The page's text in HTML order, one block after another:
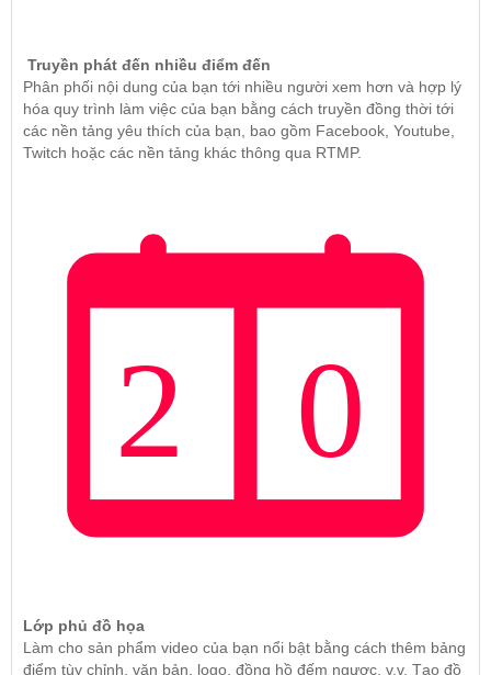
Truyền phát đến nhiều điểm đến
Phân phối nội dung của bạn tới nhiều người xem hơn và hợp lý
hóa quy trình làm việc của bạn bằng cách truyền đồng thời tới
các nền tảng yêu thích của bạn, bao gồm Facebook, Youtube,
Twitch hoặc các nền tảng khác thông qua RTMP.
Lớp phủ đồ họa
Làm cho sản phẩm video của bạn nổi bật bằng cách thêm bảng
điểm tùy chỉnh, văn bản, logo, đồng hồ đếm ngược, v.v. Tạo đồ